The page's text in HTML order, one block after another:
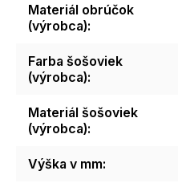
Materiál obrúčok
(výrobca):
Farba šošoviek
(výrobca):
Materiál šošoviek
(výrobca):
Výška v mm: